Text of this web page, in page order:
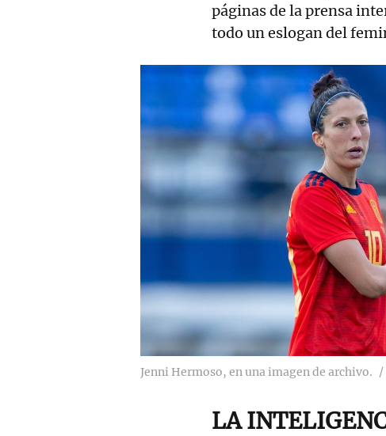
páginas de la prensa
todo un eslogan del
Jenni Hermoso, en una imagen de archivo.
LA